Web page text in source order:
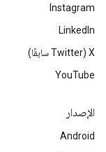
Instagram
LinkedIn
‫X ‏(Twitter سابقًا)
YouTube
الإصدار
Android